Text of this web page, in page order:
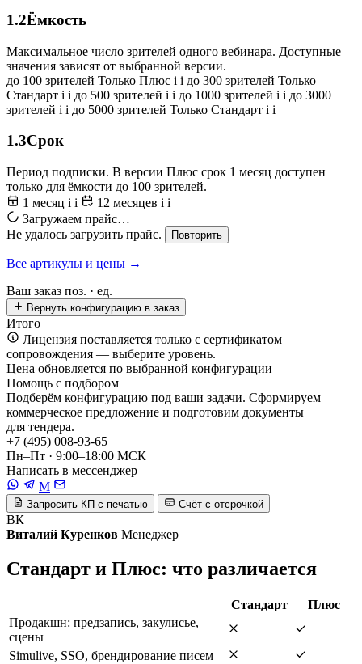
1.2Ёмкость
Максимальное число зрителей одного вебинара. Доступные
значения зависят от выбранной версии.
до 100 зрителей Только Плюс i i до 300 зрителей Только
Стандарт i i до 500 зрителей i i до 1000 зрителей i i до 3000
зрителей i i до 5000 зрителей Только Стандарт i i
1.3Срок
Период подписки. В версии Плюс срок 1 месяц доступен
только для ёмкости до 100 зрителей.
1 месяц i i 12 месяцев i i
Загружаем прайс…
Не удалось загрузить прайс.
Повторить
Все артикулы и цены →
Ваш заказ поз. · ед.
Вернуть конфигурацию в заказ
Итого
Лицензия поставляется только с сертификатом
сопровождения — выберите уровень.
Цена обновляется по выбранной конфигурации
Помощь с подбором
Подберём конфигурацию под ваши задачи. Сформируем
коммерческое предложение и подготовим документы
для тендера.
+7 (495) 008-93-65
Пн–Пт · 9:00–18:00 МСК
Написать в мессенджер
M
Запросить КП с печатью Счёт с отсрочкой
ВК
Виталий Куренков Менеджер
Стандарт и Плюс: что различается
Стандарт
Плюс
Продакшн: предзапись, закулисье,
сцены
Simulive, SSO, брендирование писем